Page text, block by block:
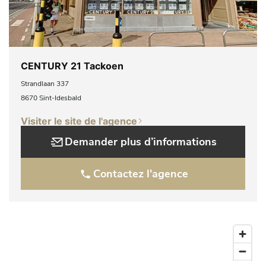
CENTURY 21 Tackoen
Strandlaan 337
8670 Sint-Idesbald
Visiter le site de l'agence
Demander plus d’informations
Contactez l'agence